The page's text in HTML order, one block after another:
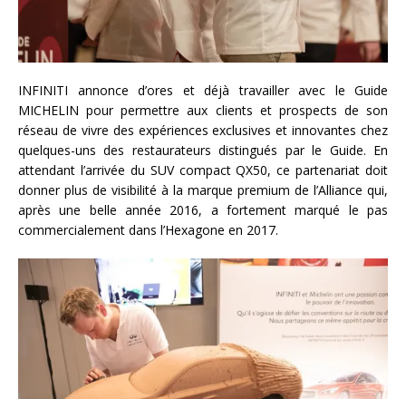
INFINITI annonce d’ores et déjà travailler avec le Guide
MICHELIN pour permettre aux clients et prospects de son
réseau de vivre des expériences exclusives et innovantes chez
quelques-uns des restaurateurs distingués par le Guide. En
attendant l’arrivée du SUV compact QX50, ce partenariat doit
donner plus de visibilité à la marque premium de l’Alliance qui,
après une belle année 2016, a fortement marqué le pas
commercialement dans l’Hexagone en 2017.